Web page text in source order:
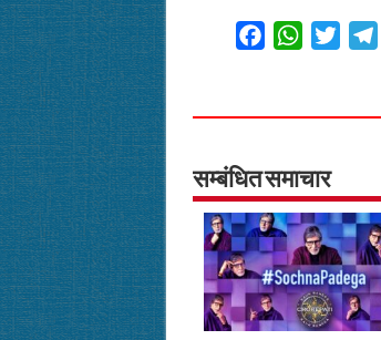
e
o
o
k
W
t
A
p
p
t
r
सम्बंधित समाचार